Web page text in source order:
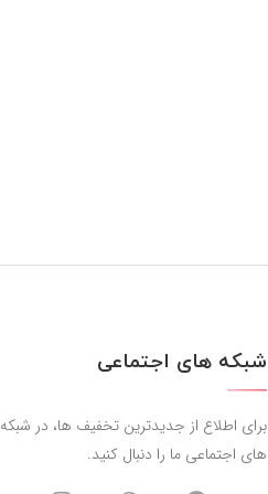
شبکه های اجتماعی
برای اطلاع از جدیدترین تخفیف ها، در شبکه
های اجتماعی ما را دنبال کنید.